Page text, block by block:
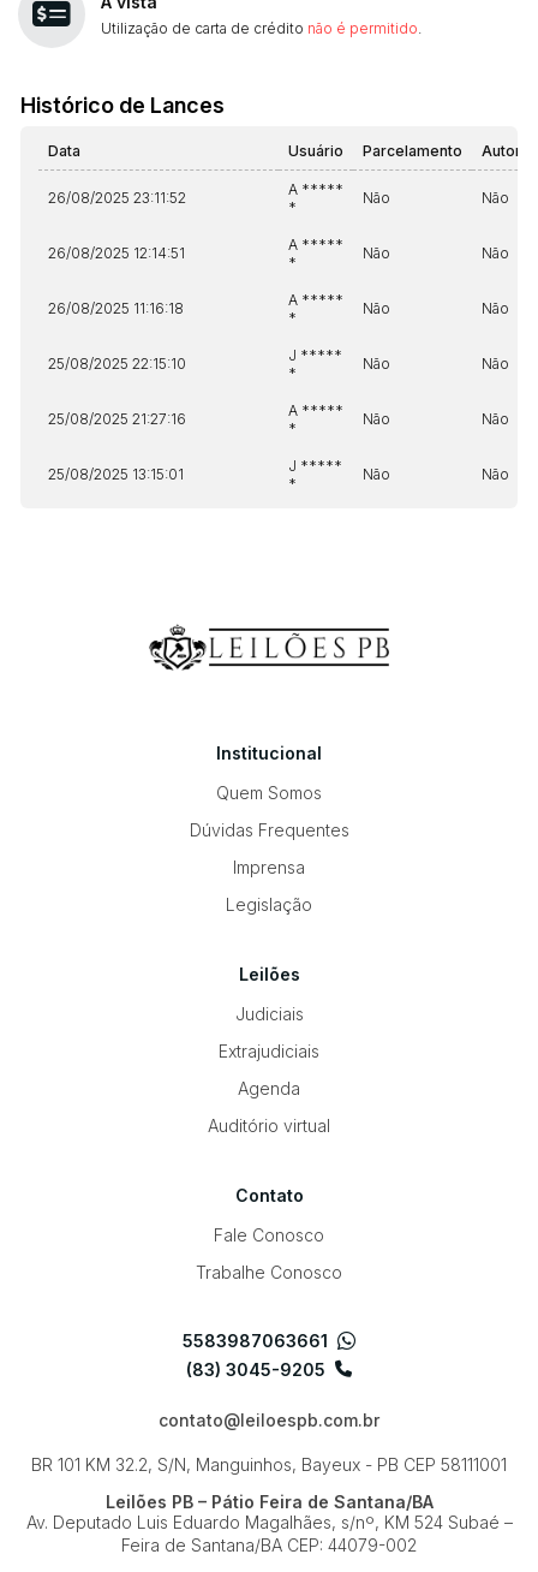
Utilização de carta de crédito não é permitido.
Histórico de Lances
Data Usuário Parcelamento
26/08/2025 23:11:52
A *****
*
Não Não
26/08/2025 12:14:51
A *****
*
Não Não
26/08/2025 11:16:18
A *****
*
Não Não
25/08/2025 22:15:10
J *****
*
Não Não
25/08/2025 21:27:16
A *****
*
Não Não
25/08/2025 13:15:01
J *****
*
Não Não
Institucional
Quem Somos
Dúvidas Frequentes
Imprensa
Legislação
Leilões
Judiciais
Extrajudiciais
Agenda
Auditório virtual
Contato
Fale Conosco
Trabalhe Conosco
5583987063661
(83) 3045-9205
contato@leiloespb.com.br
BR 101 KM 32.2, S/N, Manguinhos, Bayeux - PB CEP 58111001
Leilões PB – Pátio Feira de Santana/BA
Av. Deputado Luis Eduardo Magalhães, s/nº, KM 524Subaé –
Feira de Santana/BA CEP: 44079-002